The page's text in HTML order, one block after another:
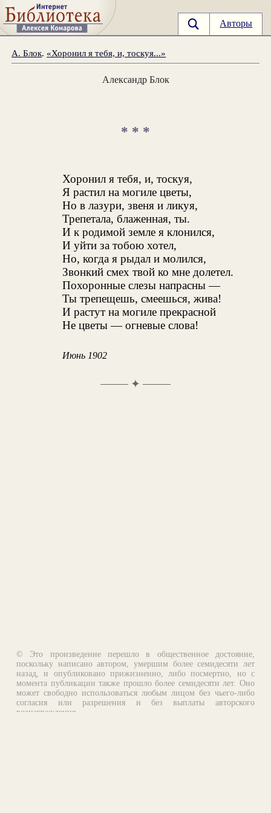
Авторы
А. Блок. «Хоронил я тебя, и, тоскуя...»
Александр Блок
* * *
Хоронил я тебя, и, тоскуя,
Я растил на могиле цветы,
Но в лазури, звеня и ликуя,
Трепетала, блаженная, ты.
И к родимой земле я клонился,
И уйти за тобою хотел,
Но, когда я рыдал и молился,
Звонкий смех твой ко мне долетел.
Похоронные слезы напрасны —
Ты трепещешь, смеешься, жива!
И растут на могиле прекрасной
Не цветы — огневые слова!
Июнь 1902
✦
© Это произведение перешло в общественное достояние,
поскольку написано автором, умершим более семидесяти лет
назад, и опубликовано прижизненно, либо посмертно, но с
момента публикации также прошло более семидесяти лет. Оно
может свободно использоваться любым лицом без чьего-либо
согласия или разрешения и без выплаты авторского
вознаграждения.